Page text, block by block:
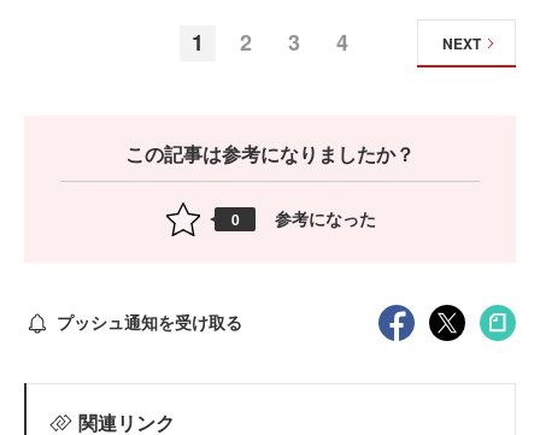
1 2 3 4 NEXT
この記事は参考になりましたか？
0 参考になった
プッシュ通知を受け取る
関連リンク